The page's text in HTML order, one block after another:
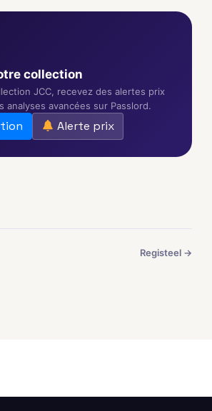
collection
JCC, recevez des alertes prix
analyses avancées sur Passlord.
Alerte prix
Registeel →